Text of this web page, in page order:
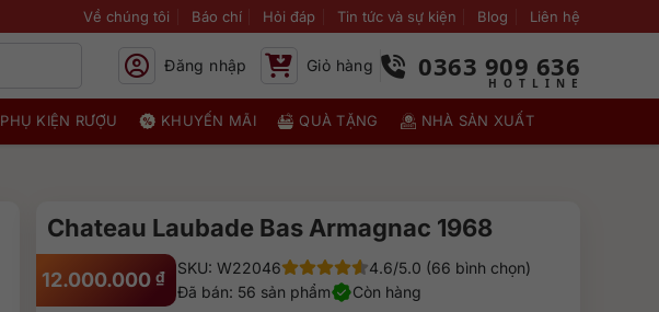
Về chúng tôi Báo chí Hỏi đáp Tin tức và sự kiện Blog Liên hệ
Đăng nhập Giỏ hàng 0363 909 636
PHỤ KIỆN RƯỢU KHUYẾN MÃI QUÀ TẶNG NHÀ SẢN XUẤT
Chateau Laubade Bas Armagnac 1968
12.000.000 ₫ SKU: W22046
4.6/5.0 (66 bình chọn)
Đã bán: 56 sản phẩm
Còn hàng